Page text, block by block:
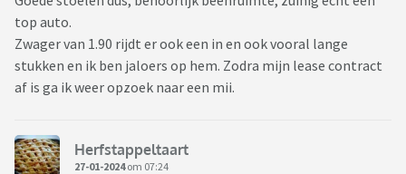
top auto.
Zwager van 1.90 rijdt er ook een in en ook vooral lange
stukken en ik ben jaloers op hem. Zodra mijn lease contract
af is ga ik weer opzoek naar een mii.
Herfstappeltaart
27-01-2024om 07:24